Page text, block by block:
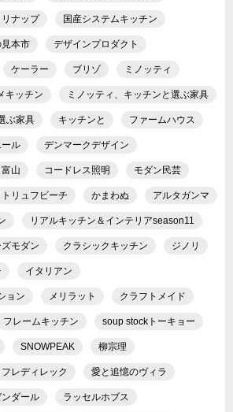
リナップ 国産システムキッチン
見本市 デザインプロダクト
ケーラー ブリゾ ミノッティ
キッチン ミノッティ、キッチンと選ぶ家具
ぶ家具 キッチンと ファームハウス
ル デンマークデザイン
富山 コードレス照明 モダン民芸
トリュフビーチ かまわぬ アルタガンマ
リアルキッチン＆インテリアseason11
モダン クラシックキッチン ジノリ
イタリアン
ョン メリラット クラフトメイド
フレームキッチン soup stockトーキョー
SNOWPEAK 柳宗理
フレディレック 愛と追憶のヴィラ
ンダール ラッセルホブス